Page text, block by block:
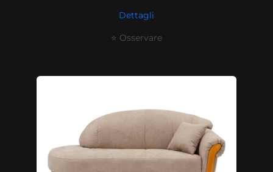
Dettagli
⭐ Osservare